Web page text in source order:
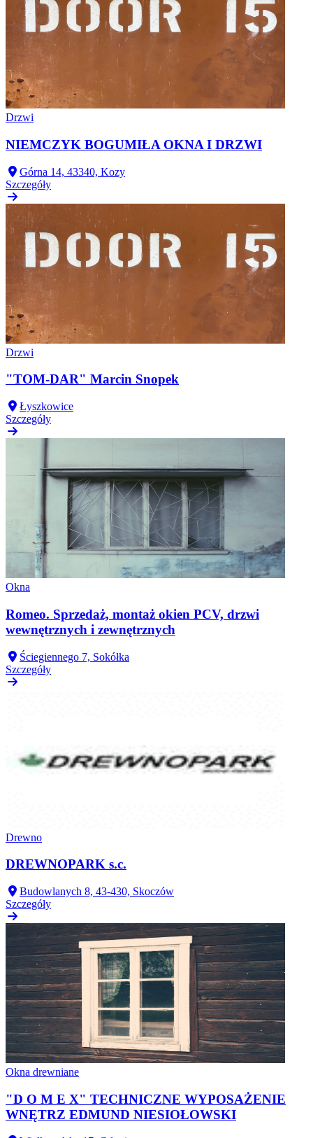
Drzwi
NIEMCZYK BOGUMIŁA OKNA I DRZWI
Górna 14, 43340, Kozy
Szczegóły
Drzwi
"TOM-DAR" Marcin Snopek
Łyszkowice
Szczegóły
Okna
Romeo. Sprzedaż, montaż okien PCV, drzwi
wewnętrznych i zewnętrznych
Ściegiennego 7, Sokółka
Szczegóły
Drewno
DREWNOPARK s.c.
Budowlanych 8, 43-430, Skoczów
Szczegóły
Okna drewniane
"D O M E X" TECHNICZNE WYPOSAŻENIE
WNĘTRZ EDMUND NIESIOŁOWSKI